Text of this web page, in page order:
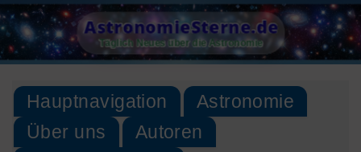
Skip
to
content
AstronomieSterne.de
Täglich Neues über die Astronomie
Hauptnavigation
Astronomie
Über uns
Autoren